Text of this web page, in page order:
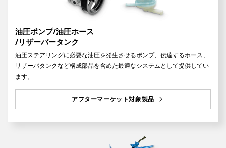
油圧ポンプ/油圧ホース
/リザーバータンク
油圧ステアリングに必要な油圧を発生させるポンプ、伝達するホース、
リザーバタンクなど構成部品を含めた最適なシステムとして提供してい
ます。
アフターマーケット対象製品